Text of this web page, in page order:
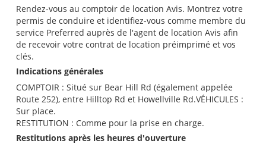
Rendez-vous au comptoir de location Avis. Montrez votre
permis de conduire et identifiez-vous comme membre du
service Preferred auprès de l'agent de location Avis afin
de recevoir votre contrat de location préimprimé et vos
clés.
Indications générales
COMPTOIR : Situé sur Bear Hill Rd (également appelée
Route 252), entre Hilltop Rd et Howellville Rd.VÉHICULES :
Sur place.
RESTITUTION : Comme pour la prise en charge.
Restitutions après les heures d'ouverture